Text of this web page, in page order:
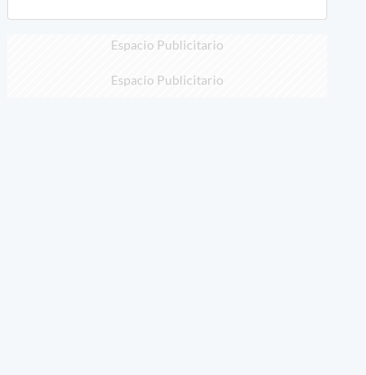
Espacio Publicitario
Espacio Publicitario